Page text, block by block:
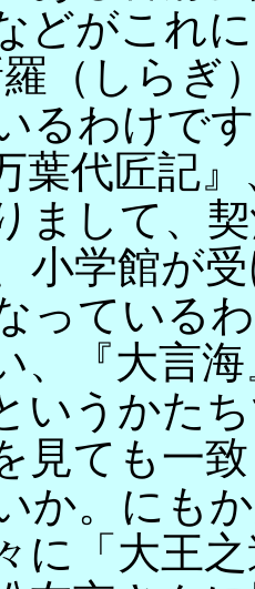
どがこれ
（しらぎ
るわけで
代匠記』
まして、
小学館が
っている
、『大言
いうかた
見ても一
か。にも
に「大王